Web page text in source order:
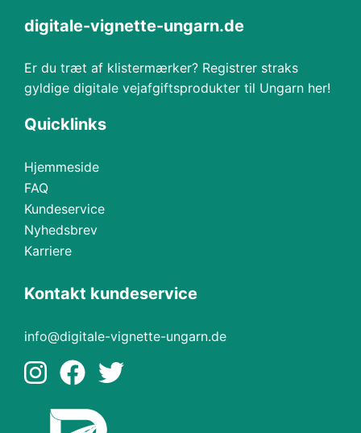
digitale-vignette-ungarn.de
Er du træt af klistermærker? Registrer straks
gyldige digitale vejafgiftsprodukter til Ungarn her!
Quicklinks
Hjemmeside
FAQ
Kundeservice
Nyhedsbrev
Karriere
Kontakt kundeservice
info@digitale-vignette-ungarn.de